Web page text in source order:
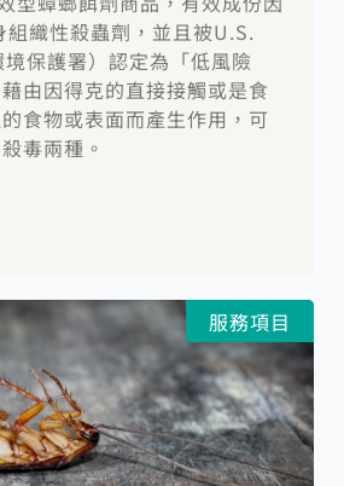
織性殺蟲劑，並且被U.S.
保護署）認定為「低風險
由因得克的直接接觸或是食
食物或表面而產生作用，可
毒兩種。
服務項目